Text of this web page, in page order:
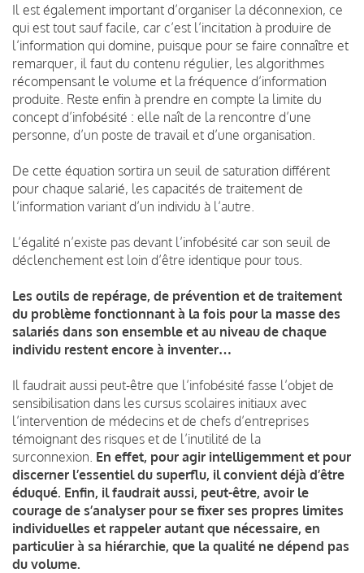
Il est également important d’organiser la déconnexion, ce
qui est tout sauf facile, car c’est l’incitation à produire de
l’information qui domine, puisque pour se faire connaître et
remarquer, il faut du contenu régulier, les algorithmes
récompensant le volume et la fréquence d’information
produite. Reste enfin à prendre en compte la limite du
concept d’infobésité : elle naît de la rencontre d’une
personne, d’un poste de travail et d’une organisation.
De cette équation sortira un seuil de saturation différent
pour chaque salarié, les capacités de traitement de
l’information variant d’un individu à l’autre.
L’égalité n’existe pas devant l’infobésité car son seuil de
déclenchement est loin d’être identique pour tous.
Les outils de repérage, de prévention et de traitement
du problème fonctionnant à la fois pour la masse des
salariés dans son ensemble et au niveau de chaque
individu restent encore à inventer…
Il faudrait aussi peut-être que l’infobésité fasse l’objet de
sensibilisation dans les cursus scolaires initiaux avec
l’intervention de médecins et de chefs d’entreprises
témoignant des risques et de l’inutilité de la
surconnexion. En effet, pour agir intelligemment et pour
discerner l’essentiel du superflu, il convient déjà d’être
éduqué. Enfin, il faudrait aussi, peut-être, avoir le
courage de s’analyser pour se fixer ses propres limites
individuelles et rappeler autant que nécessaire, en
particulier à sa hiérarchie, que la qualité ne dépend pas
du volume.